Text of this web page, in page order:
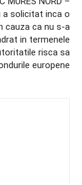
a solicitat inca o
cauza ca nu s-a
in termenele
risca sa
europene